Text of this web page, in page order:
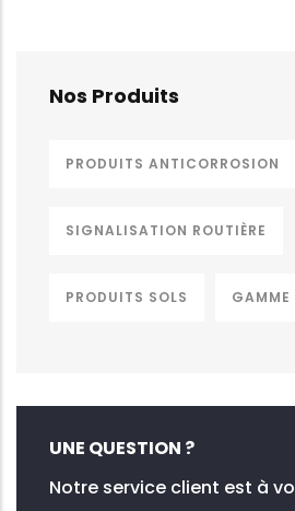
Nos Produits
PRODUITS ANTICORROSION
SIGNALISATION ROUTIÈRE
PRODUITS SOLS GAMME
UNE QUESTION ?
Notre service client est à